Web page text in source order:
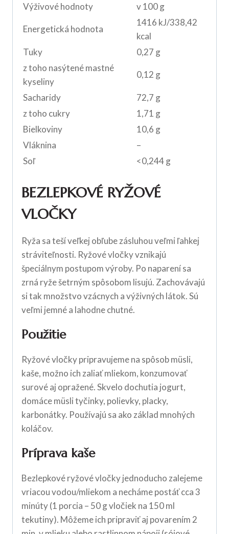
Výživové hodnoty v 100 g
Energetická hodnota
1416 kJ/338,42
kcal
Tuky
0,27 g
z toho nasýtené mastné
kyseliny
0,12 g
Sacharidy
72,7 g
z toho cukry
1,71 g
Bielkoviny
10,6 g
Vláknina
–
Soľ
<0,244 g
BEZLEPKOVÉ RYŽOVÉ
VLOČKY
Ryža sa teší veľkej obľube zásluhou veľmi ľahkej
stráviteľnosti. Ryžové vločky vznikajú
špeciálnym postupom výroby. Po naparení sa
zrná ryže šetrným spôsobom lisujú. Zachovávajú
si tak množstvo vzácnych a výživných látok. Sú
veľmi jemné a lahodne chutné.
Použitie
Ryžové vločky pripravujeme na spôsob müsli,
kaše, možno ich zaliať mliekom, konzumovať
surové aj opražené. Skvelo dochutia jogurt,
domáce müsli tyčinky, polievky, placky,
karbonátky. Používajú sa ako základ mnohých
koláčov.
Príprava kaše
Bezlepkové ryžové vločky jednoducho zalejeme
vriacou vodou/mliekom a necháme postáť cca 3
minúty (1 porcia – 50 g vločiek na 150 ml
tekutiny). Môžeme ich pripraviť aj povarením 2